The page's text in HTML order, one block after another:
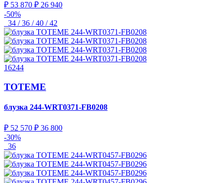
₽ 53 870 ₽ 26 940
-50%
34 / 36 / 40 / 42
16244
TOTEME
блузка 244-WRT0371-FB0208
₽ 52 570 ₽ 36 800
-30%
36